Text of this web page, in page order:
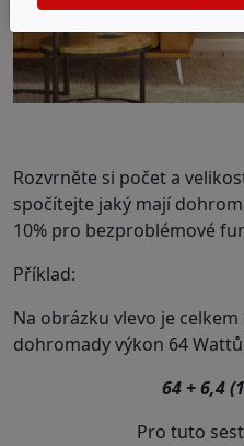
Rozvrněte si počet a
spočítejte jaký mají
10% pro bezproblémové
Příklad:
Na obrázku vlevo je
dohromady výkon 64
64 + 6,4
Pro tuto